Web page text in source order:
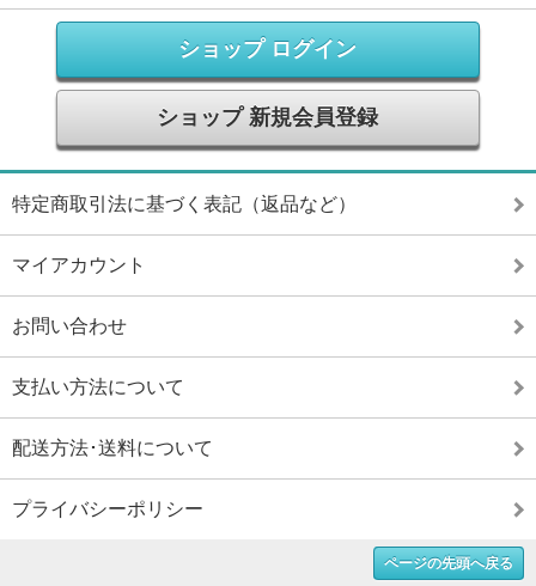
ショップ ログイン
ショップ 新規会員登録
特定商取引法に基づく表記（返品など）
マイアカウント
お問い合わせ
支払い方法について
配送方法･送料について
プライバシーポリシー
ページの先頭へ戻る